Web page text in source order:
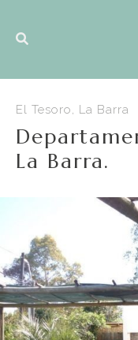
El Tesoro, La Barra
La Barra.